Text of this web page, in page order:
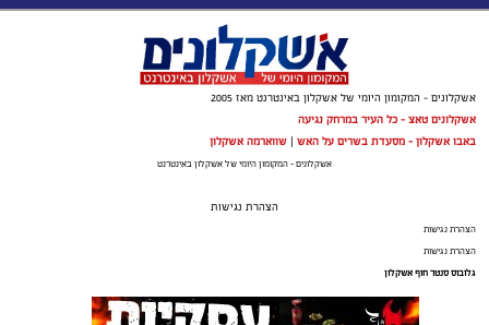
אשקלונים - המקומון היומי של אשקלון באינטרנט מאז 2005
אשקלונים טאצ - כל העיר במרחק נגיעה
באבו אשקלון - מסעדת בשרים על האש | שווארמה אשקלון
אשקלונים - המקומון היומי של אשקלון באינטרנט
הצהרת נגישות
הצהרת נגישות
הצהרת נגישות
גלובוס סנטר חוף אשקלון